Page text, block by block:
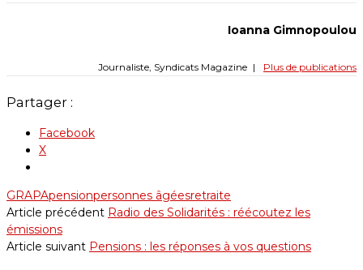
Ioanna Gimnopoulou
Journaliste, Syndicats Magazine | Plus de publications
Partager :
Facebook
X
GRAPApensionpersonnes âgéesretraite
Article précédent Radio des Solidarités : réécoutez les
émissions
Article suivant Pensions : les réponses à vos questions